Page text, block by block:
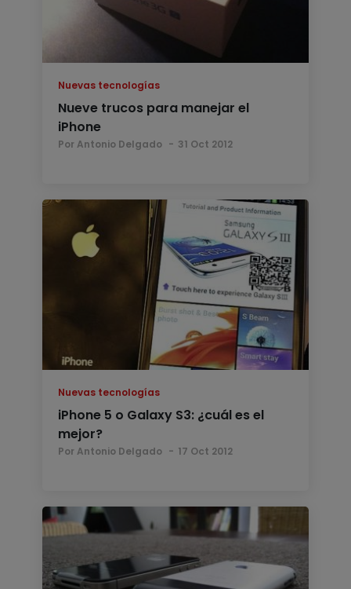
Nuevas tecnologías
Nueve trucos para manejar el
iPhone
Por Antonio Delgado 31 Oct 2012
Nuevas tecnologías
iPhone 5 o Galaxy S3: ¿cuál es el
mejor?
Por Antonio Delgado 17 Oct 2012